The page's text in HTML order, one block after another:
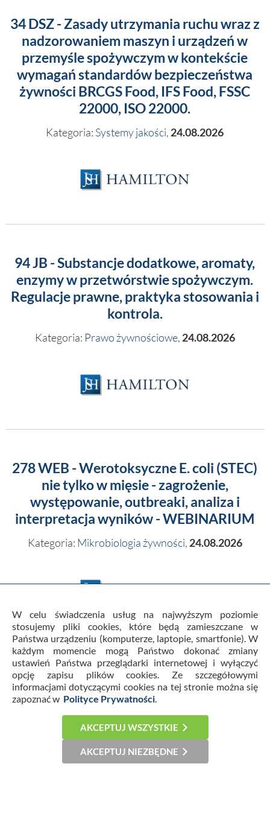
STREFA MANAGERA
34 DSZ - Zasady utrzymania ruchu wraz z
nadzorowaniem maszyn i urządzeń w
przemyśle spożywczym w kontekście
wymagań standardów bezpieczeństwa
żywności BRCGS Food, IFS Food, FSSC
22000, ISO 22000.
Kategoria: Systemy jakości, 24.08.2026
94 JB - Substancje dodatkowe, aromaty,
enzymy w przetwórstwie spożywczym.
Regulacje prawne, praktyka stosowania i
kontrola.
Kategoria: Prawo żywnościowe, 24.08.2026
278 WEB - Werotoksyczne E. coli (STEC)
nie tylko w mięsie - zagrożenie,
występowanie, outbreaki, analiza i
interpretacja wyników - WEBINARIUM
Kategoria: Mikrobiologia żywności, 24.08.2026
113 JB - Żywność prozdrowotna. Skład,
oznakowanie, reklama.
Kategoria:Prawo żywnościowe,25.08.2026
W celu świadczenia usług na najwyższym poziomie
stosujemy pliki cookies, które będą zamieszczane w
Państwa urządzeniu (komputerze, laptopie, smartfonie). W
każdym momencie mogą Państwo dokonać zmiany
ustawień Państwa przeglądarki internetowej i wyłączyć
opcję zapisu plików cookies. Ze szczegółowymi
informacjami dotyczącymi cookies na tej stronie można się
zapoznać w Polityce Prywatności.
AKCEPTUJ WSZYSTKIE
AKCEPTUJ NIEZBĘDNE